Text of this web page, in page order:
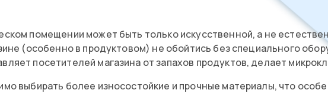
помещении может быть только искусственной, а не
(особенно в продуктовом) не обойтись без специального
посетителей магазина от запахов продуктов, делает
выбирать более износостойкие и прочные материалы, что